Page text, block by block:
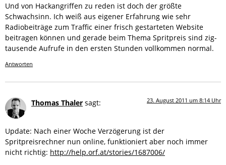
Und von Hackangriffen zu reden ist doch der größte
Schwachsinn. Ich weiß aus eigener Erfahrung wie sehr
Radiobeiträge zum Traffic einer frisch gestarteten Website
beitragen können und gerade beim Thema Spritpreis sind zig-
tausende Aufrufe in den ersten Stunden vollkommen normal.
Antworten
Thomas Thaler sagt: 23. August 2011 um 8:14 Uhr
Update: Nach einer Woche Verzögerung ist der
Spritpreisrechner nun online, funktioniert aber noch immer
nicht richtig: http://help.orf.at/stories/1687006/